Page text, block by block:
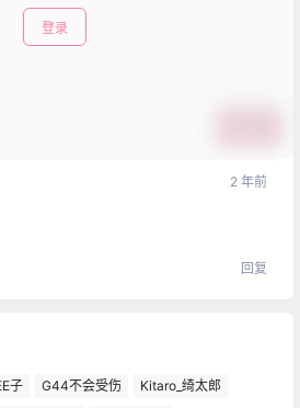
登录
2 年前
回复
子 G44不会受伤
Kitaro_绮太郎